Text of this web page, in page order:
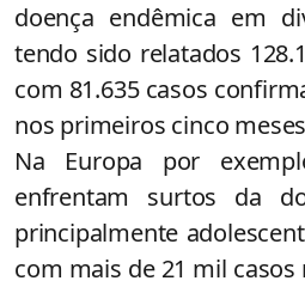
doença endêmica em
tendo sido relatados
com 81.635 casos
nos primeiros cinco
Na Europa por
enfrentam surtos da
principalmente
com mais de 21 mil